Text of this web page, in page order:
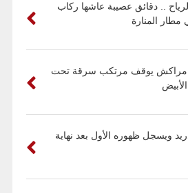
.. دقائق عصيبة عاشها ركاب
المنارة
مراكش يوقف مرتكب سرقة تحت
ويسجل ظهوره الأول بعد نهاية